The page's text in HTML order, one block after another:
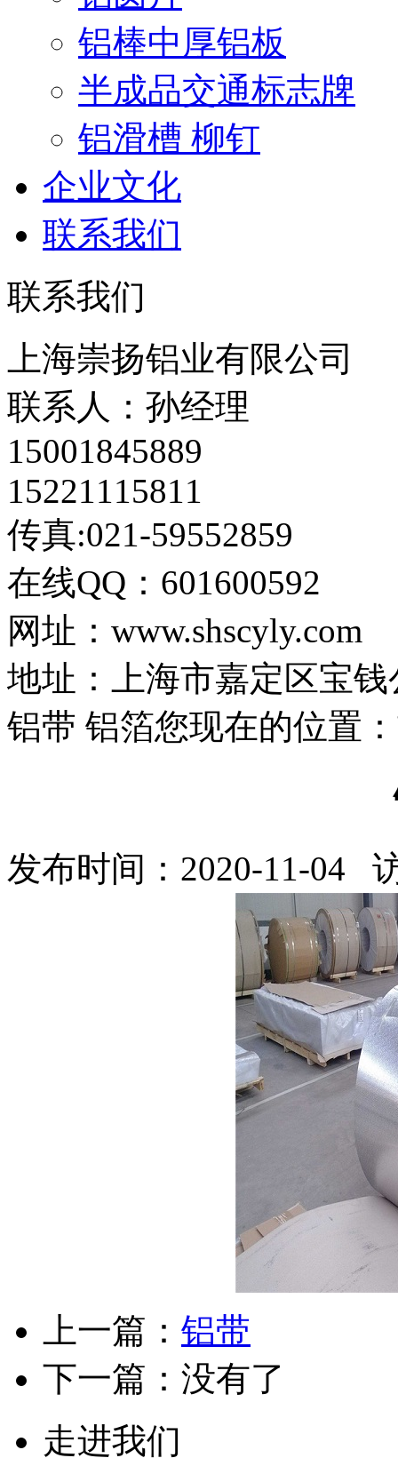
铝棒中厚铝板
半成品交通标志牌
铝滑槽 柳钉
企业文化
联系我们
联系我们
上海崇扬铝业有限公司
联系人：孙经理
15001845889
15221115811
传真:021-59552859
在线QQ：601600592
网址：www.shscyly.com
地址：上海市嘉定区宝钱
铝带 铝箔您现在的位置
发布时间：2020-11-04
上一篇： 铝带
下一篇：没有了
走进我们